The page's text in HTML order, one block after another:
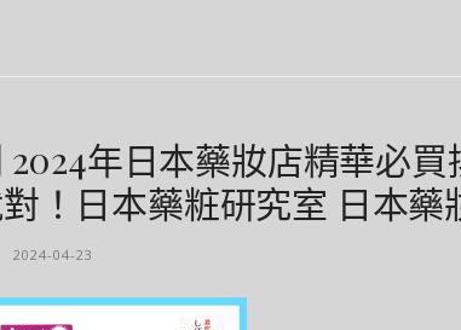
年日本藥妝店精華必買
！日本藥粧研究室 日本藥
2024-04-23